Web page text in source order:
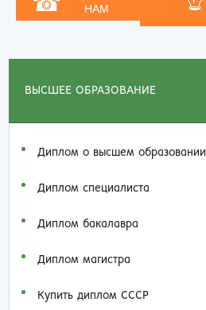
ВЫСШЕЕ ОБРАЗОВАНИЕ
Диплом о высшем образовании
Диплом специалиста
Диплом бакалавра
Диплом магистра
Купить диплом СССР
НАМ